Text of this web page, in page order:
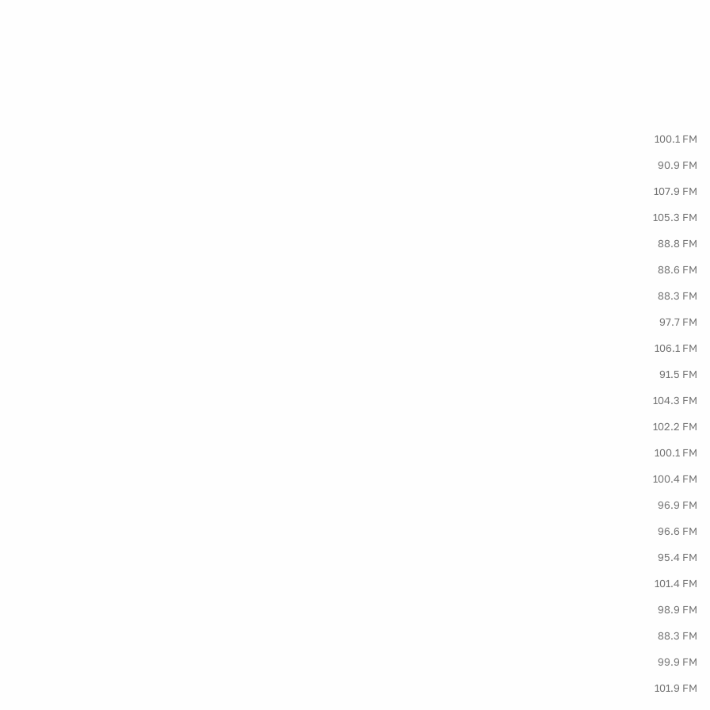
100.1 FM
90.9 FM
107.9 FM
105.3 FM
88.8 FM
88.6 FM
88.3 FM
97.7 FM
106.1 FM
91.5 FM
104.3 FM
102.2 FM
100.1 FM
100.4 FM
96.9 FM
96.6 FM
95.4 FM
101.4 FM
98.9 FM
88.3 FM
99.9 FM
101.9 FM